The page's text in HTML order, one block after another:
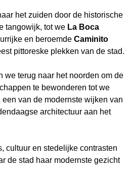
het zuiden door de historische
tangowijk, tot we La Boca
en beroemde Caminito
pittoreske plekken van de stad.
we terug naar het noorden om de
te bewonderen tot we
een van de modernste wijken van
architectuur aan het
cultuur en stedelijke contrasten
de stad haar modernste gezicht